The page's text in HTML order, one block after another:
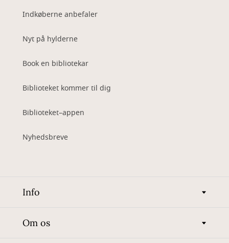
Indkøberne anbefaler
Nyt på hylderne
Book en bibliotekar
Biblioteket kommer til dig
Biblioteket–appen
Nyhedsbreve
Info
Om os